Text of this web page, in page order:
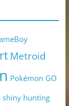
Metroid
Pokémon GO
shiny hunting